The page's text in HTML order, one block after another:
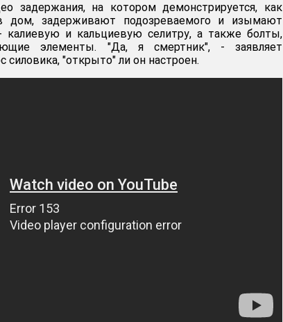
задержания, на котором демонстрируется, как
дом, задерживают подозреваемого и изымают
и кальциевую селитру, а также болты,
элементы. "Да, я смертник", - заявляет
силовика, "открыто" ли он настроен.